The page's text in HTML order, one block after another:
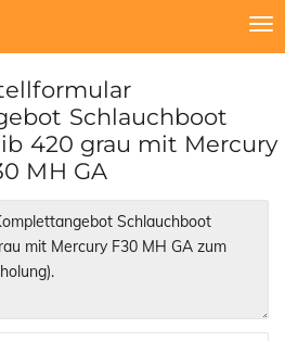
T
o
e
a
Schlauchboot
420 grau mit Mercury
MH GA